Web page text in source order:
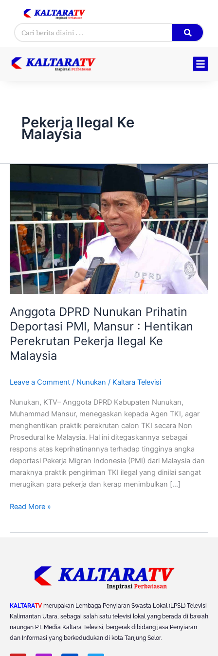
contentSearch
Pekerja Ilegal Ke
Malaysia
Anggota DPRD Nunukan Prihatin
Deportasi PMI, Mansur : Hentikan
Perekrutan Pekerja Ilegal Ke
Malaysia
Leave a Comment / Nunukan / Kaltara Televisi
Nunukan, KTV– Anggota DPRD Kabupaten Nunukan,
Muhammad Mansur, menegaskan kepada Agen TKI, agar
menghentikan praktik perekrutan calon TKI secara Non
Prosedural ke Malaysia. Hal ini ditegaskannya sebagai
respons atas keprihatinannya terhadap tingginya angka
deportasi Pekerja Migran Indonesia (PMI) dari Malaysia dan
maraknya praktik pengiriman TKI ilegal yang dinilai sangat
merugikan para pekerja dan kerap menimbulkan […]
DPRD
Nunukan
Prihatin
Deportasi
PMI,
Mansur
:
Hentikan
Perekrutan
Pekerja
Ke
Malaysia
Read More »
KALTARATV merupakan Lembaga Penyiaran Swasta Lokal (LPSL) Televisi
Kalimantan Utara, sebagai salah satu televisi lokal yang berada di bawah
naungan PT. Media Kaltara Televisi, bergerak dibidang jasa Penyiaran
dan Informasi yang berkedudukan di kota Tanjung Selor.